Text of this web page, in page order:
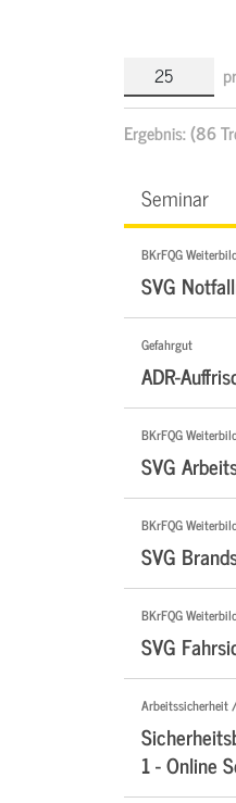
Ergebnis:(86
Seminar
BKrFQG
SVG
Gefahrgut
ADR-
BKrFQG
SVG
BKrFQG
SVG
BKrFQG
SVG
Arbeitssicherheit
1 - Online